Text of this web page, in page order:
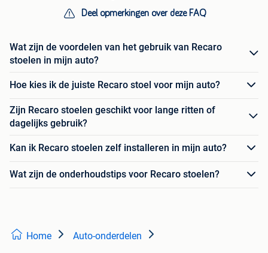
Deel opmerkingen over deze FAQ
Wat zijn de voordelen van het gebruik van Recaro
stoelen in mijn auto?
Hoe kies ik de juiste Recaro stoel voor mijn auto?
Zijn Recaro stoelen geschikt voor lange ritten of
dagelijks gebruik?
Kan ik Recaro stoelen zelf installeren in mijn auto?
Wat zijn de onderhoudstips voor Recaro stoelen?
Home Auto-onderdelen